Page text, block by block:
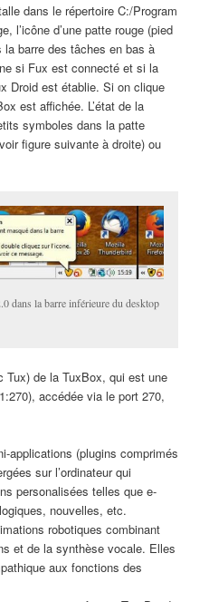
dans le répertoire C:/Program
l’icône d’une patte rouge (pied
la barre des tâches en bas à
si Fux est connecté et si la
Droid est établie. Si on clique
est affichée. L’état de la
symboles dans la patte
figure suivante à droite) ou
dans la barre inférieure du desktop
Tux) de la TuxBox, qui est une
accédée via le port 270,
applications (plugins comprimés
sur l’ordinateur qui
personalisées telles que e-
nouvelles, etc.
robotiques combinant
et de la synthèse vocale. Elles
aux fonctions des